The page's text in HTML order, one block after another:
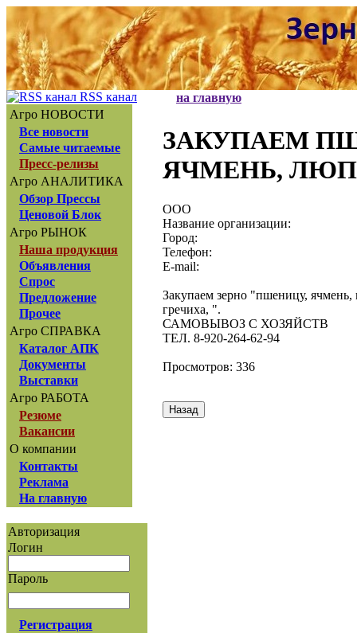
RSS канал
Агро НОВОСТИ
Все новости
Самые читаемые
Пресс-релизы
Агро АНАЛИТИКА
Обзор Прессы
Ценовой Блок
Агро РЫНОК
Наша продукция
Объявления
Спрос
Предложение
Прочее
Агро СПРАВКА
Каталог АПК
Документы
Выставки
Агро РАБОТА
Резюме
Вакансии
О компании
Контакты
Реклама
На главную
Авторизация
Логин
Пароль
Регистрация
на главную
ЗАКУПАЕМ
ЯЧМЕНЬ,
ООО
Название организации:
Город:
Телефон:
E-mail:
Закупаем зерно "пшеницу, ячмень,
гречиха, ".
САМОВЫВОЗ С ХОЗЯЙСТВ
ТЕЛ. 8-920-264-62-94
Просмотров: 336